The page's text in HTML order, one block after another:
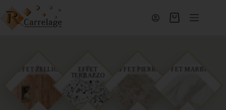
EFFET ZELLIGE
TERRAZZO
EFFET PIERRE EFFET MARBRE